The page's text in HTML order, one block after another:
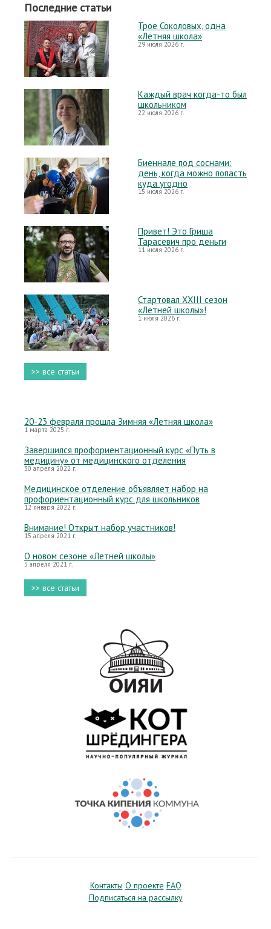
Последние статьи
Трое Соколовых, одна
«Летняя школа»
29 июля 2026 г.
Каждый врач когда-то был
школьником
22 июля 2026 г.
Биеннале под соснами:
день, когда можно попасть
куда угодно
15 июля 2026 г.
Привет! Это Гриша
Тарасевич про деньги
11 июля 2026 г.
Стартовал XXIII сезон
«Летней школы»!
1 июля 2026 г.
>> все статьи
20-23 февраля прошла Зимняя «Летняя школа»
1 марта 2025 г.
Завершился профориентационный курс «Путь в
медицину» от медицинского отделения
30 апреля 2022 г.
Медицинское отделение объявляет набор на
профориентационный курс для школьников
12 января 2022 г.
Внимание! Открыт набор участников!
15 апреля 2021 г.
О новом сезоне «Летней школы»
5 апреля 2021 г.
>> все статьи
Контакты О проекте FAQ
Подписаться на рассылку